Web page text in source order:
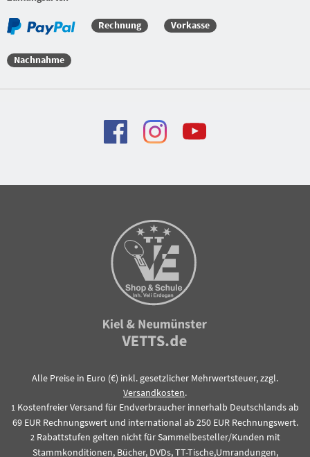
Rechnung Vorkasse
Nachnahme
Alle Preise in Euro (€) inkl. gesetzlicher Mehrwertsteuer, zzgl.
Versandkosten.
1 Kostenfreier Versand für Endverbraucher innerhalb Deutschlands ab
69 EUR Rechnungswert und international ab 250 EUR Rechnungswert.
2Rabattstufen gelten nicht für Sammelbesteller/Kunden mit
Stammkonditionen, Bücher, DVDs, TT-Tische,Umrandungen,